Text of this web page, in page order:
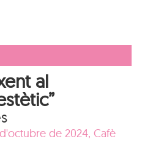
al
de 2024, Cafè